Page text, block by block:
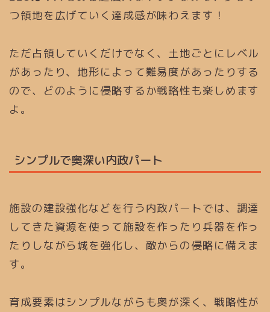
つ領地を広げていく達成感が味わえます！
ただ占領していくだけでなく、土地ごとにレベル
があったり、地形によって難易度があったりする
ので、どのように侵略するか戦略性も楽しめます
よ。
シンプルで奥深い内政パート
施設の建設強化などを行う内政パートでは、調達
してきた資源を使って施設を作ったり兵器を作っ
たりしながら城を強化し、敵からの侵略に備えま
す。
育成要素はシンプルながらも奥が深く、戦略性が